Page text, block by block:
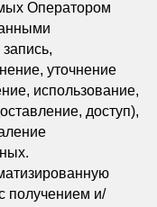
Оператором
уточнение
использование,
доступ),
получением и/